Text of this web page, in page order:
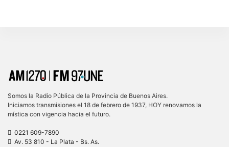
Somos la Radio Pública de la Provincia de Buenos Aires.
Iniciamos transmisiones el 18 de febrero de 1937, HOY renovamos la
mística con vigencia hacia el futuro.
0221 609-7890
Av. 53 810 - La Plata - Bs. As.